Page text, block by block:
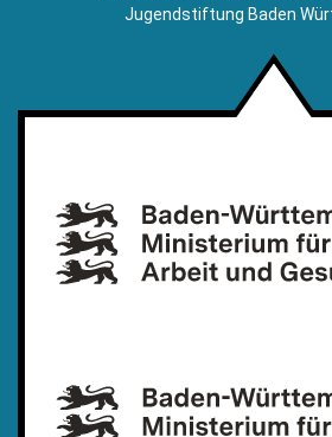
Jugendstiftung Baden